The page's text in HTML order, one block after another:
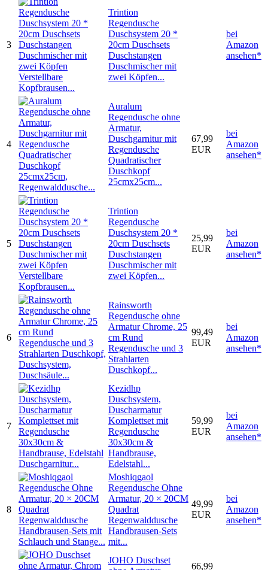
3
Trintion
Regendusche
Duschsystem 20 *
20cm Duschsets
Duschstangen
Duschmischer mit
zwei Köpfen...
bei
Amazon
ansehen*
4
Auralum
Regendusche ohne
Armatur,
Duschgarnitur mit
Regendusche
Quadratischer
Duschkopf
25cmx25cm...
67,99
EUR
bei
Amazon
ansehen*
5
Trintion
Regendusche
Duschsystem 20 *
20cm Duschsets
Duschstangen
Duschmischer mit
zwei Köpfen...
25,99
EUR
bei
Amazon
ansehen*
6
Rainsworth
Regendusche ohne
Armatur Chrome, 25
cm Rund
Regendusche und 3
Strahlarten
Duschkopf...
99,49
EUR
bei
Amazon
ansehen*
7
Kezidhp
Duschsystem,
Duscharmatur
Komplettset mit
Regendusche
30x30cm &
Handbrause,
Edelstahl...
59,99
EUR
bei
Amazon
ansehen*
8
Moshiqgaol
Regendusche Ohne
Armatur, 20 × 20CM
Quadrat
Regenwalddusche
Handbrausen-Sets
mit...
49,99
EUR
bei
Amazon
ansehen*
JOHO Duschset
66,99